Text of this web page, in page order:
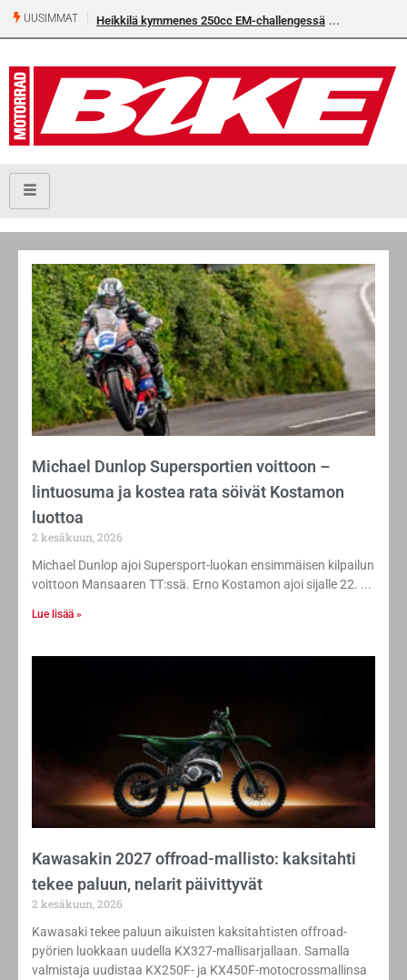
UUSIMMAT Heikkilä kymmenes 250cc EM-challengessä
Michael Dunlop Supersportien voittoon –
lintuosuma ja kostea rata söivät Kostamon
luottoa
2 kesäkuun, 2026
Michael Dunlop ajoi Supersport-luokan ensimmäisen kilpailun
voittoon Mansaaren TT:ssä. Erno Kostamon ajoi sijalle 22.
Lue lisää »
Kawasakin 2027 offroad-mallisto: kaksitahti
tekee paluun, nelarit päivittyvät
2 kesäkuun, 2026
Kawasaki tekee paluun aikuisten kaksitahtisten offroad-
pyörien luokkaan uudella KX327-mallisarjallaan. Samalla
valmistaja uudistaa KX250F- ja KX450F-motocrossmallinsa